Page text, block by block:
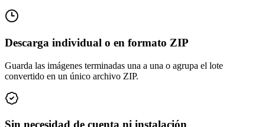
Descarga individual o en formato ZIP
Guarda las imágenes terminadas una a una o agrupa el lote
convertido en un único archivo ZIP.